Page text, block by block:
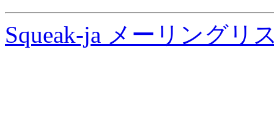
Squeak-ja メーリングリ